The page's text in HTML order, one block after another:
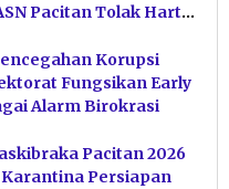
Pacitan Tolak Harta
Korupsi
Fungsikan Early
Alarm Birokrasi
Pacitan 2026
Karantina Persiapan